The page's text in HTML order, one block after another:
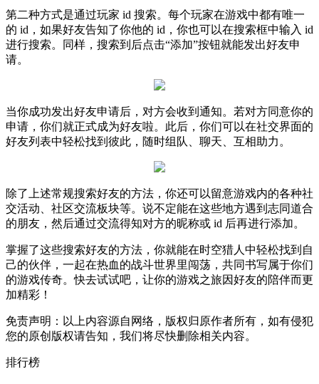
第二种方式是通过玩家 id 搜索。每个玩家在游戏中都有唯一
的 id，如果好友告知了你他的 id，你也可以在搜索框中输入 id
进行搜索。同样，搜索到后点击“添加”按钮就能发出好友申
请。
当你成功发出好友申请后，对方会收到通知。若对方同意你的
申请，你们就正式成为好友啦。此后，你们可以在社交界面的
好友列表中轻松找到彼此，随时组队、聊天、互相助力。
除了上述常规搜索好友的方法，你还可以留意游戏内的各种社
交活动、社区交流板块等。说不定能在这些地方遇到志同道合
的朋友，然后通过交流得知对方的昵称或 id 后再进行添加。
掌握了这些搜索好友的方法，你就能在时空猎人中轻松找到自
己的伙伴，一起在热血的战斗世界里闯荡，共同书写属于你们
的游戏传奇。快去试试吧，让你的游戏之旅因好友的陪伴而更
加精彩！
免责声明：以上内容源自网络，版权归原作者所有，如有侵犯
您的原创版权请告知，我们将尽快删除相关内容。
排行榜